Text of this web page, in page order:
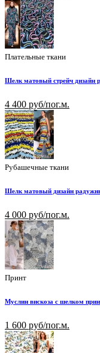
Плательные ткани
Шелк матовый стрейч дизайн
4 400 руб/пог.м.
Рубашечные ткани
Шелк матовый дизайн
4 000 руб/пог.м.
Принт
Муслин вискоза с шелком
1 600 руб/пог.м.